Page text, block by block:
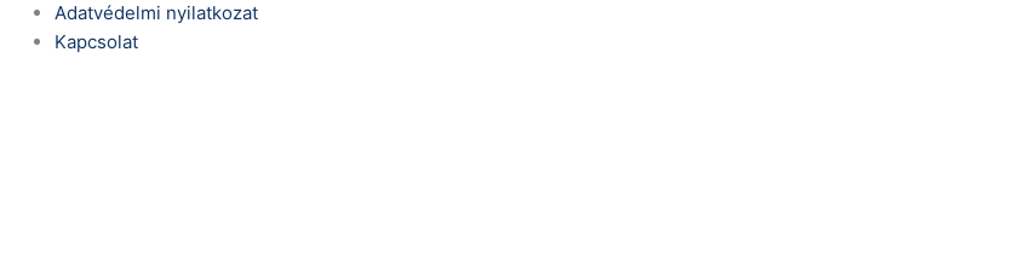
Adatvédelmi nyilatkozat
Kapcsolat